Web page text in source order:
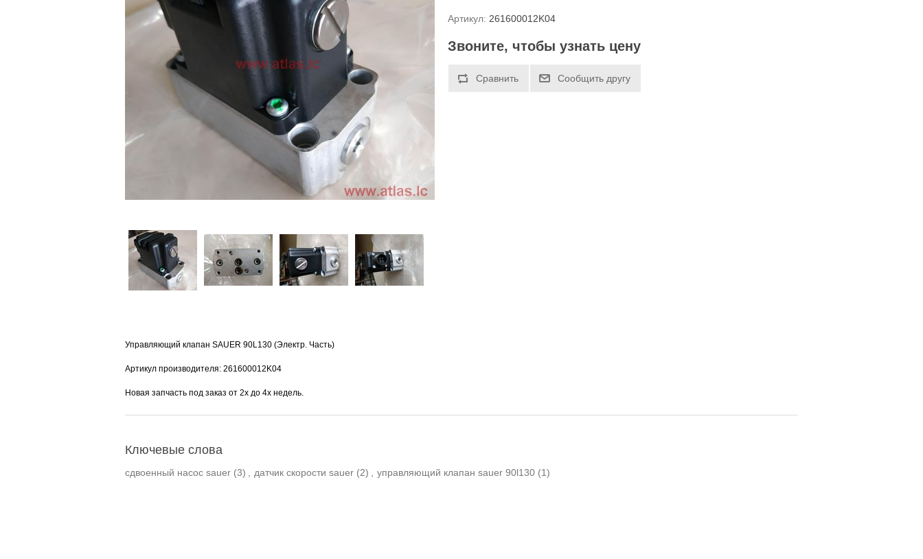
Артикул: 261600012K04
Звоните, чтобы узнать цену
Управляющий клапан SAUER 90L130 (Электр. Часть)
Артикул производителя: 261600012K04
Новая запчасть под заказ от 2х до 4х недель.
Ключевые слова
сдвоенный насос sauer (3) датчик скорости sauer (2) управляющий клапан sauer 90l130 (1)